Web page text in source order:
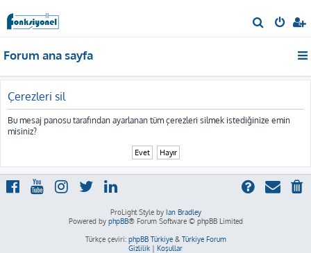
r
Forum ana sayfa
Çerezleri sil
Bu mesaj panosu tarafından ayarlanan tüm çerezleri silmek istediğinize emin
misiniz?
ProLight Style by Ian Bradley
Powered by phpBB® Forum Software © phpBB Limited
Türkçe çeviri: phpBB Türkiye& Türkiye Forum
Gizlilik | Koşullar